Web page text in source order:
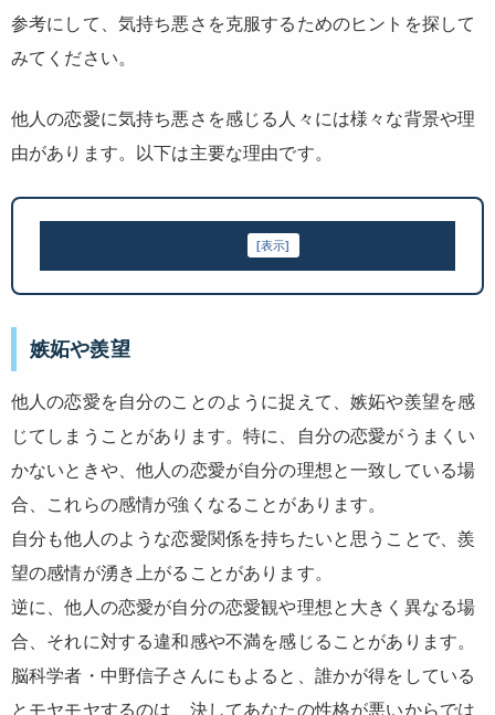
参考にして、気持ち悪さを克服するためのヒントを探して
みてください。
他人の恋愛に気持ち悪さを感じる人々には様々な背景や理
由があります。以下は主要な理由です。
[表示]
嫉妬や羨望
他人の恋愛を自分のことのように捉えて、嫉妬や羨望を感
じてしまうことがあります。特に、自分の恋愛がうまくい
かないときや、他人の恋愛が自分の理想と一致している場
合、これらの感情が強くなることがあります。
自分も他人のような恋愛関係を持ちたいと思うことで、羨
望の感情が湧き上がることがあります。
逆に、他人の恋愛が自分の恋愛観や理想と大きく異なる場
合、それに対する違和感や不満を感じることがあります。
脳科学者・中野信子さんにもよると、誰かが得をしている
とモヤモヤするのは、決してあなたの性格が悪いからでは